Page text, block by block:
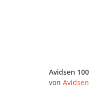
von Avidsen